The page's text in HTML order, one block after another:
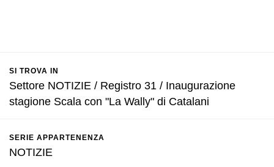
SI TROVA IN
Settore NOTIZIE / Registro 31 / Inaugurazione
stagione Scala con "La Wally" di Catalani
SERIE APPARTENENZA
NOTIZIE